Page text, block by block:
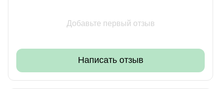
Добавьте первый отзыв
Написать отзыв